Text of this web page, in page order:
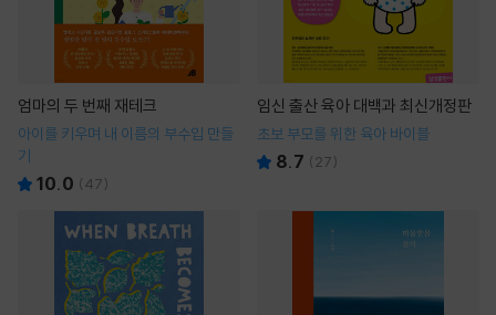
엄마의 두 번째 재테크
아이를 키우며 내 이름의 부수입 만들
기
10.0 (47)
임신 출산 육아 대백과 최신개정판
초보 부모를 위한 육아 바이블
8.7 ( 27)